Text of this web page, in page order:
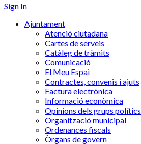
Sign In
Ajuntament
Atenció ciutadana
Cartes de serveis
Catàleg de tràmits
Comunicació
El Meu Espai
Contractes, convenis i ajuts
Factura electrònica
Informació econòmica
Opinions dels grups polítics
Organització municipal
Ordenances fiscals
Òrgans de govern